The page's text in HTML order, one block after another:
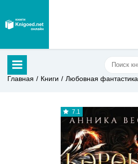
Главная Книги Любовная фантастика
7.1